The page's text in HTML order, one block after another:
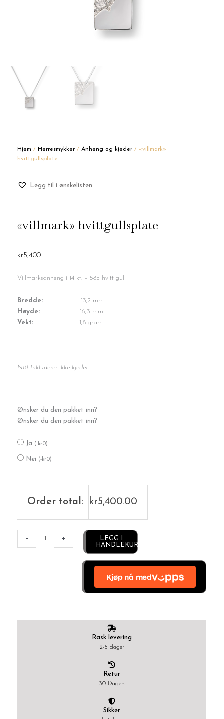
Hjem / Herresmykker / Anheng og kjeder / «villmark»
hvittgullsplate
Legg til i ønskelisten
«villmark» hvittgullsplate
kr5,400
Villmarksanheng i 14 kt. – 585 hvitt gull
Bredde: 13,2 mm
Høyde: 16,3 mm
Vekt: 1,8 gram
NB! Inkluderer ikke kjedet.
Ønsker du den pakket inn?
Ønsker du den pakket inn?
Ja (-kr0)
Nei (-kr0)
Order total: kr5,400.00
-
hvittgullsplate
antall
+
LEGG I
HANDLEKURV
Rask levering
2-5 dager
Retur
30 Dagers
Sikker